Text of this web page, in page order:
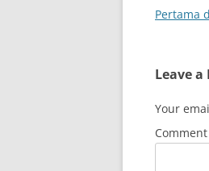
Pertama
Leave a
Your
Comment